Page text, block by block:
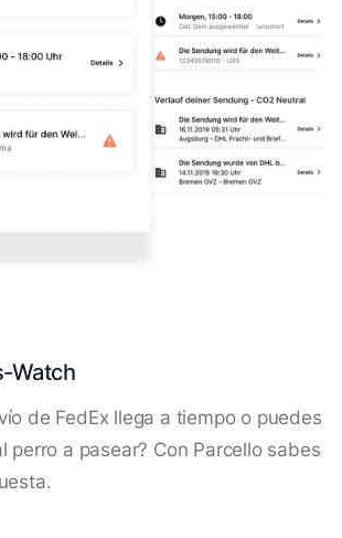
Watch
de FedEx llega a tiempo o puedes
perro a pasear? Con Parcello sabes